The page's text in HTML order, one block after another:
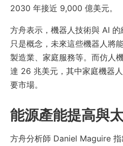
2030 年接近 9,000 億美元。
方舟表示，機器人技術與 AI
只是概念，未來這些機器人將
製造業、家庭服務等。而仿人
達 26 兆美元，其中家庭機器
要市場。
能源產能提高與
方舟分析師 Daniel Maguire